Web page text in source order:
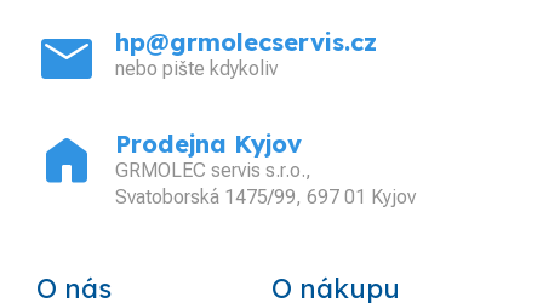
mail hp@grmolecservis.cz
nebo pište kdykoliv
home Prodejna Kyjov
GRMOLEC servis s.r.o.,
Svatoborská 1475/99, 697 01 Kyjov
O nás O nákupu